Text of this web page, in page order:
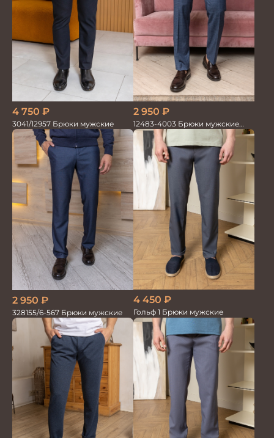
4 750 ₽
3041/12957 Брюки мужские
2 950 ₽
12483-4003 Брюки мужские
серо-голубые
2 950 ₽
328155/6-567 Брюки мужские
4 450 ₽
Гольф 1 Брюки мужские